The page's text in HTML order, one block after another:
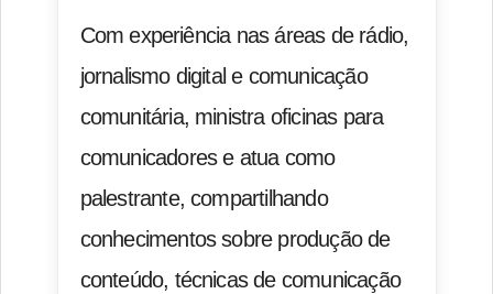
Com experiência nas áreas de rádio,
jornalismo digital e comunicação
comunitária, ministra oficinas para
comunicadores e atua como
palestrante, compartilhando
conhecimentos sobre produção de
conteúdo, técnicas de comunicação